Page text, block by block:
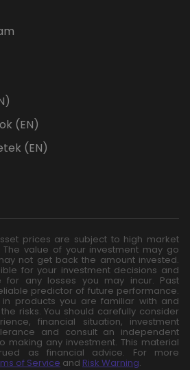
(EN)
(EN)
prices are subject to high market
value of your investment may go
not get back the amount invested.
for your investment decisions and
for any losses you may incur. Past
predictor of future performance.
in products you are familiar with and
risks. You should carefully consider
financial situation, investment
and consult an independent
making any investment. This material
as financial advice. For more
of Service and Risk Warning.